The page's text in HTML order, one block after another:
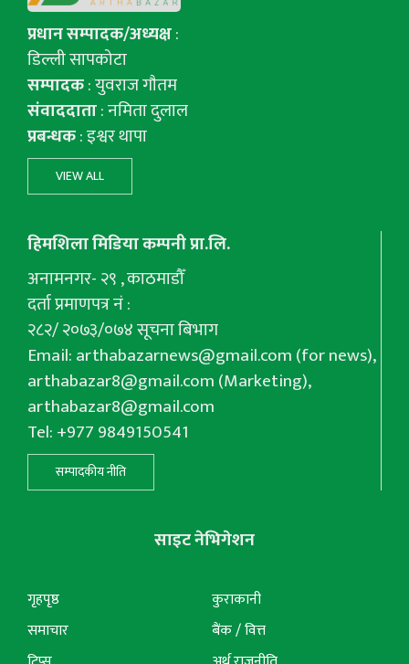
प्रधान सम्पादक/अध्यक्ष:
डिल्ली सापकोटा
सम्पादक: युवराज गाैतम
संवाददाता: नमिता दुलाल
प्रबन्धक: इश्वर थापा
VIEW ALL
हिमशिला मिडिया कम्पनी प्रा.लि.
अनामनगर- २९ , काठमाडौँ
दर्ता प्रमाणपत्र नं :
२८२/ २०७३/०७४ सूचना बिभाग
Email:arthabazarnews@gmail.com(for news),
arthabazar8@gmail.com(Marketing),
arthabazar8@gmail.com
Tel: +977 9849150541
सम्पादकीय नीति
साइट नेभिगेशन
गृहपृष्ठ
समाचार
कुराकानी
बैंक / वित्त